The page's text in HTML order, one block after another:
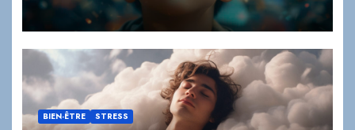
BIEN-ÊTRE STRESS